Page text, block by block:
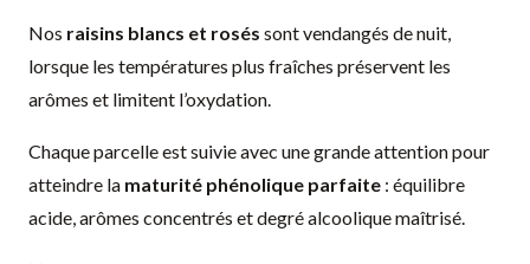
Nos raisins blancs et rosés sont vendangés de nuit,
lorsque les températures plus fraîches préservent les
arômes et limitent l’oxydation.
Chaque parcelle est suivie avec une grande attention pour
atteindre la maturité phénolique parfaite : équilibre
acide, arômes concentrés et degré alcoolique maîtrisé.